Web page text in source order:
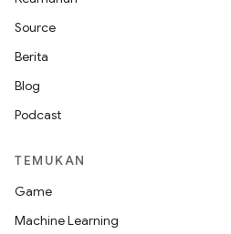
Source
Berita
Blog
Podcast
TEMUKAN
Game
Machine Learning